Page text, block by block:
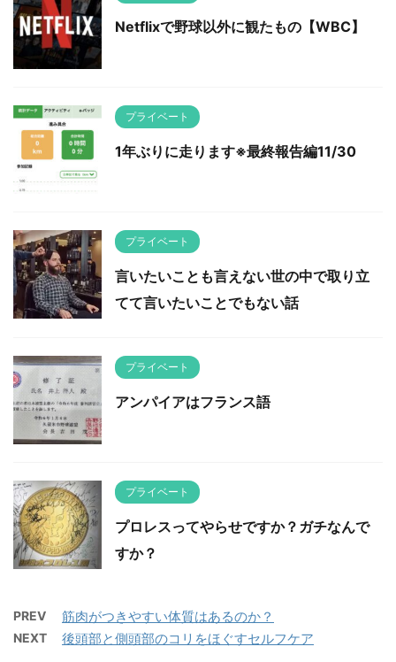
Netflixで野球以外に観たもの【WBC】
プライベート
1年ぶりに走ります※最終報告編11/30
プライベート
言いたいことも言えない世の中で取り立
てて言いたいことでもない話
プライベート
アンパイアはフランス語
プライベート
プロレスってやらせですか？ガチなんで
すか？
PREV 筋肉がつきやすい体質はあるのか？
NEXT 後頭部と側頭部のコリをほぐすセルフケア